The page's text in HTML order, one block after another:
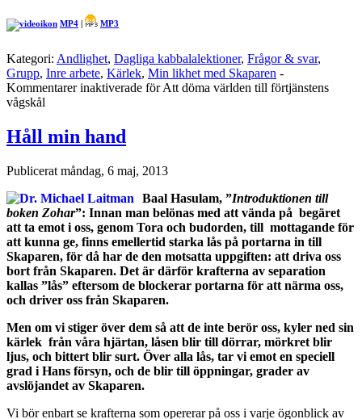
MP4 | MP3
Kategori: Andlighet, Dagliga kabbalalektioner, Frågor & svar,
Grupp, Inre arbete, Kärlek, Min likhet med Skaparen -
Kommentarer inaktiverade för Att döma världen till förtjänstens
vågskål
Håll min hand
Publicerat måndag, 6 maj, 2013
Baal Hasulam, ”Introduktionen till
boken Zohar”: Innan man belönas med att vända på begäret
att ta emot i oss, genom Tora och budorden, till mottagande för
att kunna ge, finns emellertid starka lås på portarna in till
Skaparen, för då har de den motsatta uppgiften: att driva oss
bort från Skaparen. Det är därför krafterna av separation
kallas ”lås” eftersom de blockerar portarna för att närma oss,
och driver oss från Skaparen.
Men om vi stiger över dem så att de inte berör oss, kyler ned sin
kärlek från våra hjärtan, låsen blir till dörrar, mörkret blir
ljus, och bittert blir surt. Över alla lås, tar vi emot en speciell
grad i Hans försyn, och de blir till öppningar, grader av
avslöjandet av Skaparen.
Vi bör enbart se krafterna som opererar på oss i varje ögonblick av